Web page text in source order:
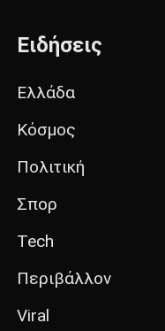
Ειδήσεις
Ελλάδα
Κόσμος
Πολιτική
Σπορ
Tech
Περιβάλλον
Viral